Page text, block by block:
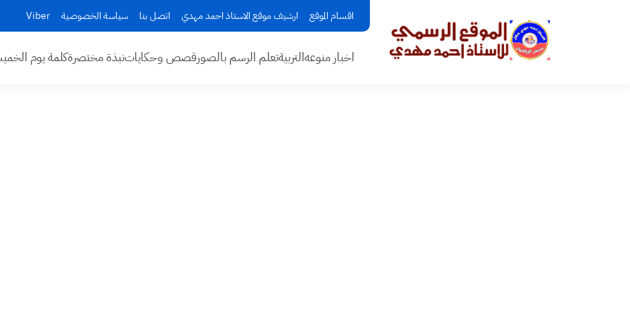
اقسام الموقع ارشيف موقع الاستاذ احمد مهدي اتصل بنا سياسة الخصوصية Viber
اخبار منوعهالتربيةتعلم الرسم بالصورقصص وحكاياتنبذة مختصرةكلمة يوم